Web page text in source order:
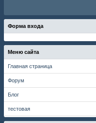
Форма входа
Меню сайта
Главная страница
Форум
Блог
тестовая